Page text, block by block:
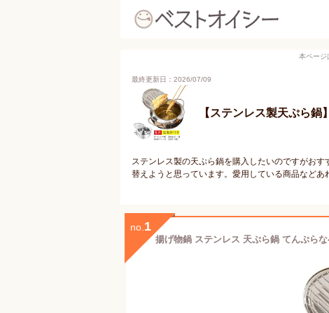
本ページ
最終更新日：2026/07/09
【ステンレス製天ぷら
ステンレス製の天ぷら鍋を購入したいのですがお
替えようと思っています。愛用している商品などあ
no. 1